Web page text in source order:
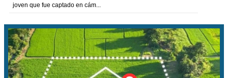
joven que fue captado en cám...